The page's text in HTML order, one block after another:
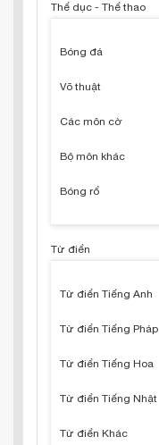
Thể dục - Thể thao
Bóng đá
Võ thuật
Các môn cờ
Bộ môn khác
Bóng rổ
Từ điển
Từ điển Tiếng Anh
Từ điển Tiếng Pháp
Từ điển Tiếng Hoa
Từ điển Tiếng Nhật
Từ điển Khác